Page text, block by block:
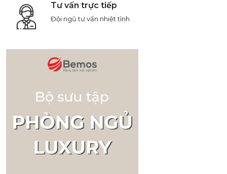
Tư vấn trực tiếp
Đội ngũ tư vấn nhiệt tình